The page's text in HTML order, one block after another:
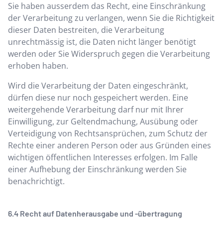
Sie haben ausserdem das Recht, eine Einschränkung
der Verarbeitung zu verlangen, wenn Sie die Richtigkeit
dieser Daten bestreiten, die Verarbeitung
unrechtmässig ist, die Daten nicht länger benötigt
werden oder Sie Widerspruch gegen die Verarbeitung
erhoben haben.
Wird die Verarbeitung der Daten eingeschränkt,
dürfen diese nur noch gespeichert werden. Eine
weitergehende Verarbeitung darf nur mit Ihrer
Einwilligung, zur Geltendmachung, Ausübung oder
Verteidigung von Rechtsansprüchen, zum Schutz der
Rechte einer anderen Person oder aus Gründen eines
wichtigen öffentlichen Interesses erfolgen. Im Falle
einer Aufhebung der Einschränkung werden Sie
benachrichtigt.
Recht auf Datenherausgabe und -übertragung